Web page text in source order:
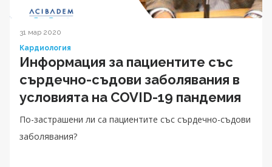
31 мар 2020
Кардиология
Информация за пациентите със
сърдечно-съдови заболявания в
условията на COVID-19 пандемия
По-застрашени ли са пациентите със сърдечно-съдови
заболявания?